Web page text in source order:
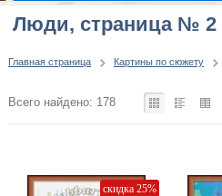
Люди, страница № 2
Главная страница Картины по сюжету
Всего найдено: 178
скидка 25%